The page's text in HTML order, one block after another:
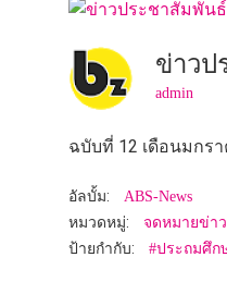
ข่าวป
admin
ฉบับที่ 12 เดือนมกร
อัลบั้ม: ABS-News
หมวดหมู่: จดหมายข่าว
ป้ายกำกับ: #ประถมศึก